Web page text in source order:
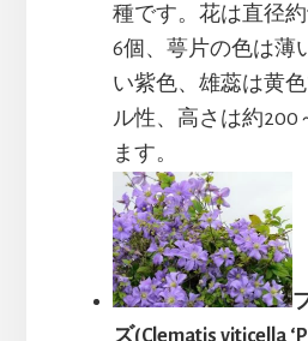
種です。花は直径約
6個、萼片の色は薄
い紫色、雄蕊は黄
ル性、高さは約200
ます。
ズ(Clematis viticella